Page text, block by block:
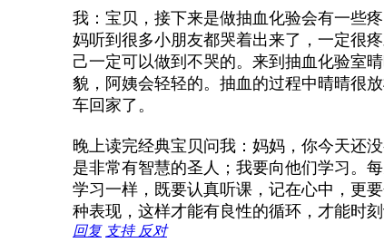
我：宝贝，接下来是做抽血化验会有一些
妈听到很多小朋友都哭着出来了，一定很
己一定可以做到不哭的。来到抽血化验室
貌，阿姨会轻轻的。抽血的过程中晴晴很
车回家了。
晚上读完经典宝贝问我：妈妈，你今天还
是非常有智慧的圣人；我要向他们学习。
学习一样，既要认真听课，记在心中，更
种表现，这样才能有良性的循环，才能时
回复 支持 反对